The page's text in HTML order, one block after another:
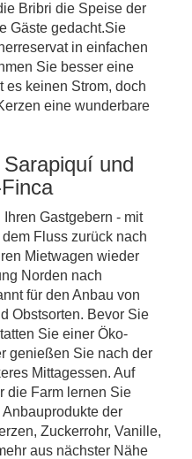
Bribri die Speise der
Gäste gedacht.Sie
in einfachen
Sie besser eine
es keinen Strom, doch
eine wunderbare
und
Gastgebern - mit
Fluss zurück nach
Mietwagen wieder
Norden nach
für den Anbau von
Obstsorten. Bevor Sie
Sie einer Öko-
genießen Sie nach der
Mittagessen. Auf
die Farm lernen Sie
der
Zuckerrohr, Vanille,
aus nächster Nähe